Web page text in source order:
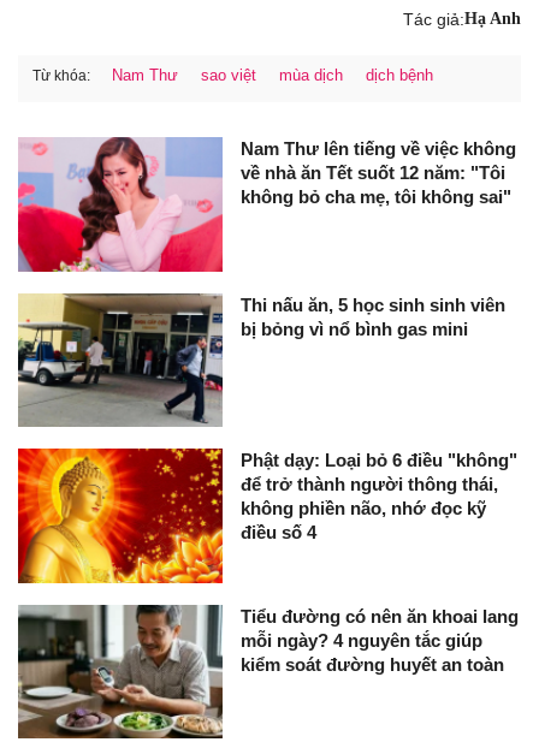
Tác giả:Hạ Anh
Từ khóa: Nam Thư sao việt mùa dịch dịch bệnh
Nam Thư lên tiếng về việc không
về nhà ăn Tết suốt 12 năm: "Tôi
không bỏ cha mẹ, tôi không sai"
Thi nấu ăn, 5 học sinh sinh viên
bị bỏng vì nổ bình gas mini
Phật dạy: Loại bỏ 6 điều "không"
để trở thành người thông thái,
không phiền não, nhớ đọc kỹ
điều số 4
Tiểu đường có nên ăn khoai lang
mỗi ngày? 4 nguyên tắc giúp
kiểm soát đường huyết an toàn